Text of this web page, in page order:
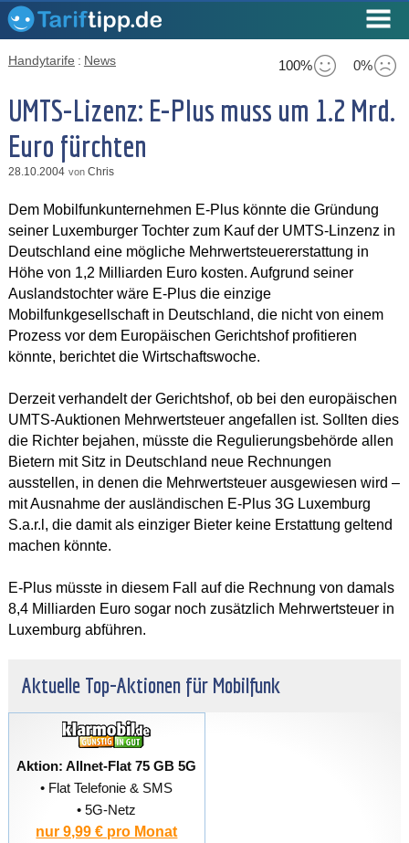
100% 0%
Handytarife : News
UMTS-Lizenz: E-Plus muss um 1.2 Mrd.
Euro fürchten
28.10.2004 von Chris
Dem Mobilfunkunternehmen E-Plus könnte die Gründung
seiner Luxemburger Tochter zum Kauf der UMTS-Linzenz in
Deutschland eine mögliche Mehrwertsteuererstattung in
Höhe von 1,2 Milliarden Euro kosten. Aufgrund seiner
Auslandstochter wäre E-Plus die einzige
Mobilfunkgesellschaft in Deutschland, die nicht von einem
Prozess vor dem Europäischen Gerichtshof profitieren
könnte, berichtet die Wirtschaftswoche.
Derzeit verhandelt der Gerichtshof, ob bei den europäischen
UMTS-Auktionen Mehrwertsteuer angefallen ist. Sollten dies
die Richter bejahen, müsste die Regulierungsbehörde allen
Bietern mit Sitz in Deutschland neue Rechnungen
ausstellen, in denen die Mehrwertsteuer ausgewiesen wird –
mit Ausnahme der ausländischen E-Plus 3G Luxemburg
S.a.r.l, die damit als einziger Bieter keine Erstattung geltend
machen könnte.
E-Plus müsste in diesem Fall auf die Rechnung von damals
8,4 Milliarden Euro sogar noch zusätzlich Mehrwertsteuer in
Luxemburg abführen.
Aktuelle Top-Aktionen für Mobilfunk
Aktion: Allnet-Flat 75 GB 5G
• Flat Telefonie & SMS
• 5G-Netz
nur 9,99 € pro Monat